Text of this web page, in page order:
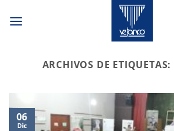
ARCHIVOS DE ETIQUETAS:
06
Dic